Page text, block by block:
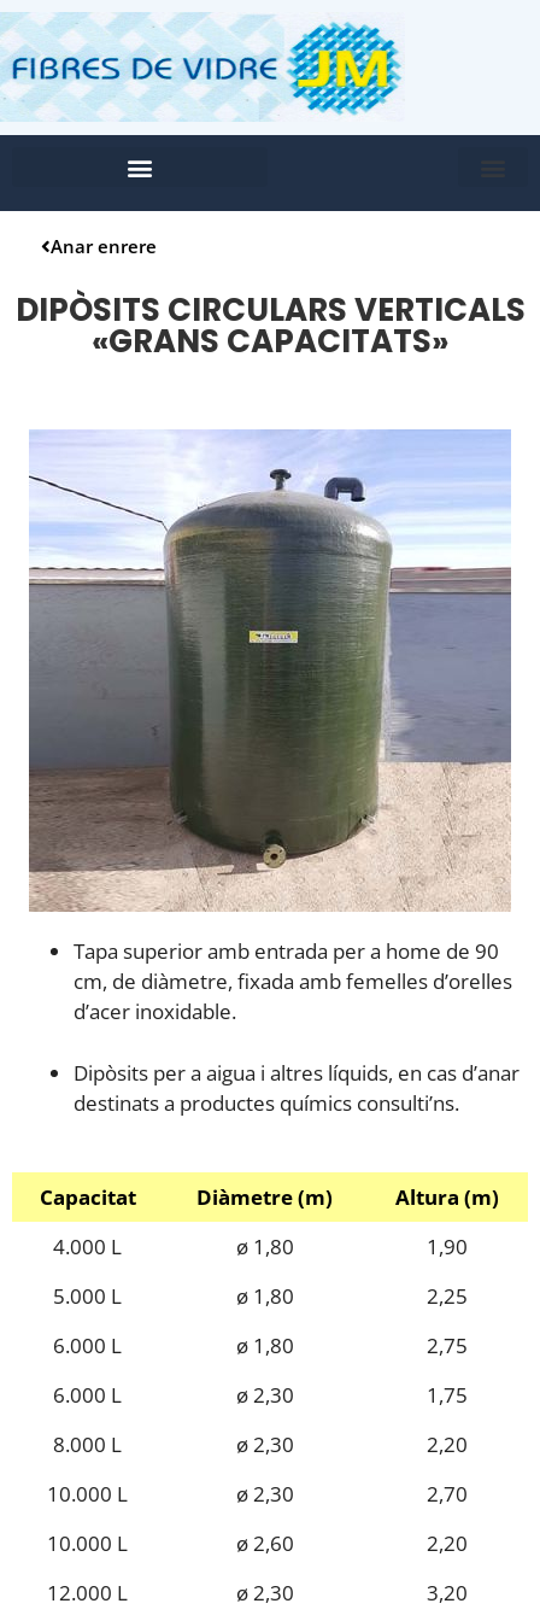
Anar enrere
DIPÒSITS CIRCULARS VERTICALS
«GRANS CAPACITATS»
Tapa superioramb entrada per a home de 90
cm, de diàmetre, fixada amb femelles d’orelles
d’acer inoxidable.
Dipòsits per a aigua i altres líquids, en cas d’anar
destinats a productes químics consulti’ns.
Capacitat Diàmetre (m)
Altura (m)
4.000 L
ø 1,80
1,90
5.000 L
ø 1,80
2,25
6.000 L
ø 1,80
2,75
6.000 L
ø 2,30
1,75
8.000 L
ø 2,30
2,20
10.000 L
ø 2,30
2,70
10.000 L
ø 2,60
2,20
12.000 L
ø 2,30
3,20